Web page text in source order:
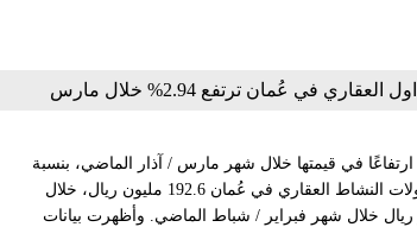
العقاري في عُمان ترتفع 2.94% خلال مارس
في قيمتها خلال شهر مارس / آذار الماضي، بنسبة
2.94 بالمائة، على أساس شهري. وبلغت قيمة تداولات النشاط العقاري في عُمان 192.6 مليون ريال، خلال
بتداولات عقارية قيمتها 187.1 مليار ريال خلال شهر فبراير / شباط الماضي. وأظهرت بيانات